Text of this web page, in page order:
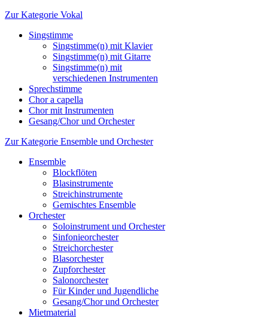
Zur Kategorie Vokal
Singstimme
Singstimme(n) mit Klavier
Singstimme(n) mit Gitarre
Singstimme(n) mit
verschiedenen Instrumenten
Sprechstimme
Chor a capella
Chor mit Instrumenten
Gesang/Chor und Orchester
Zur Kategorie Ensemble und Orchester
Ensemble
Blockflöten
Blasinstrumente
Streichinstrumente
Gemischtes Ensemble
Orchester
Soloinstrument und Orchester
Sinfonieorchester
Streichorchester
Blasorchester
Zupforchester
Salonorchester
Für Kinder und Jugendliche
Gesang/Chor und Orchester
Mietmaterial